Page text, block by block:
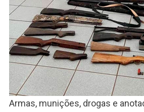
Armas, munições, drogas e